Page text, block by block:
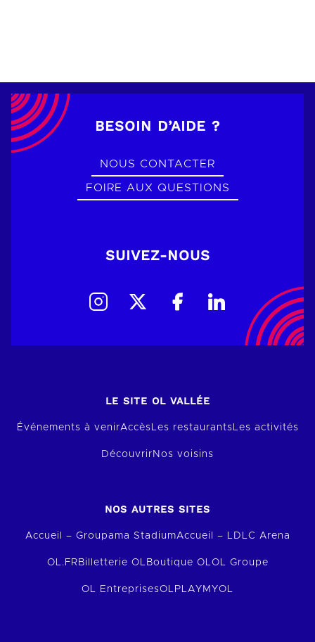
BESOIN D’AIDE ?
NOUS CONTACTER
FOIRE AUX QUESTIONS
SUIVEZ-NOUS
LE SITE OL VALLÉE
Événements à venirAccès Les restaurants Les activités
Découvrir Nos voisins
NOS AUTRES SITES
Accueil – Groupama StadiumAccueil – LDLC Arena
OL.FR Billetterie OL Boutique OL OL Groupe
OL EntreprisesOLPLAY MYOL